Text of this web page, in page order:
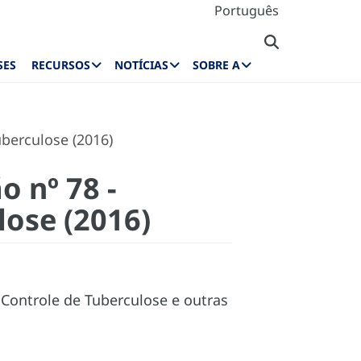
Português
RECURSOS NOTÍCIAS SOBRE A
(2016)
nº 78 -
(2016)
de Tuberculose e outras